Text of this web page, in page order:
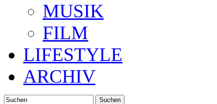
MUSIK
FILM
LIFESTYLE
ARCHIV
Suchen